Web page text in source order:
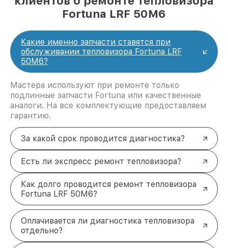
Fortuna LRF 50M6
Какие именно запчасти ставятся при
обслуживании тепловизора Fortuna LRF
50M6?
Мастера используют при ремонте только
подлинные запчасти Fortuna или качественные
аналоги. На все комплектующие предоставляем
гарантию.
За какой срок проводится диагностика?
Есть ли экспресс ремонт тепловизора?
Как долго проводится ремонт тепловизора
Fortuna LRF 50M6?
Оплачивается ли диагностика тепловизора
отдельно?